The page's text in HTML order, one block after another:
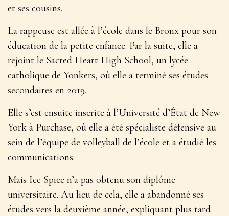
et ses cousins.
La rappeuse est allée à l’école dans le Bronx pour son
éducation de la petite enfance. Par la suite, elle a
rejoint le Sacred Heart High School, un lycée
catholique de Yonkers, où elle a terminé ses études
secondaires en 2019.
Elle s’est ensuite inscrite à l’Université d’État de New
York à Purchase, où elle a été spécialiste défensive au
sein de l’équipe de volleyball de l’école et a étudié les
communications.
Mais Ice Spice n’a pas obtenu son diplôme
universitaire. Au lieu de cela, elle a abandonné ses
études vers la deuxième année, expliquant plus tard